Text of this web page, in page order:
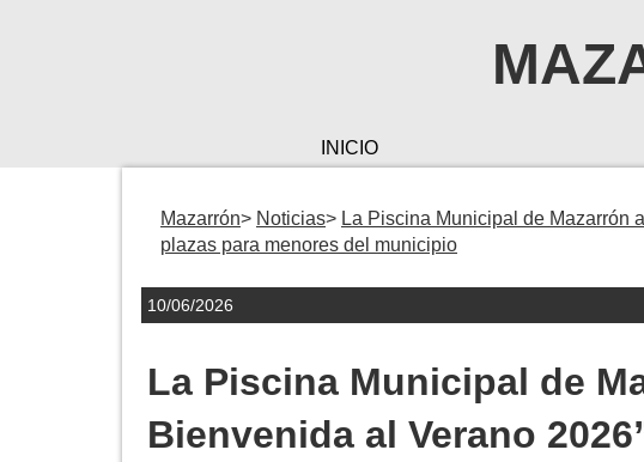
INICIO
Mazarrón Noticias
La Piscina Municipal de Mazarrón
plazas para menores del municipio
10/06/2026
La Piscina Municipal de
Bienvenida al Verano